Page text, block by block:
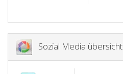
Sozial Media übersicht